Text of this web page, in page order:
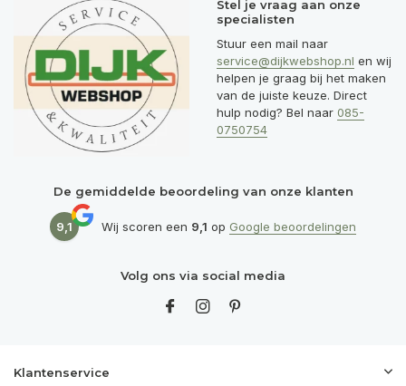
Stel je vraag aan onze
specialisten
Stuur een mail naar
service@dijkwebshop.nl en wij
helpen je graag bij het maken
van de juiste keuze. Direct
hulp nodig? Bel naar 085-
0750754
De gemiddelde beoordeling van onze klanten
9,1 Wij scoren een 9,1 op Google beoordelingen
Volg ons via social media
Klantenservice